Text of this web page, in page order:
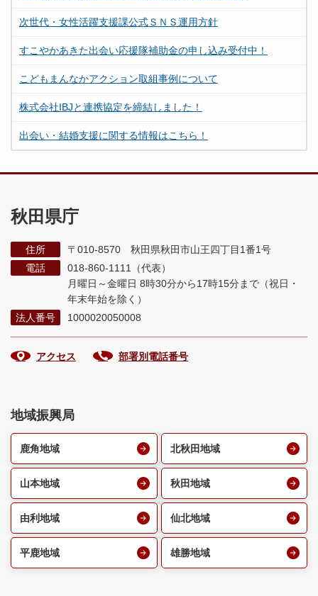
次世代・女性活躍支援課公式ＳＮＳ運用方針
すこやかあきた出会い応援隊補助金の申し込み受付中！
こどもまんなかアクション取組事例について
株式会社IBJと連携協定を締結しました！
出会い・結婚支援に関する情報はこちら！
秋田県庁
住所
〒010-8570 秋田県秋田市山王四丁目1番1号
電話
018-860-1111（代表）
月曜日～金曜日 8時30分から17時15分まで （祝日・
年末年始を除く）
法人番号
1000020050008
アクセス 部署別電話番号
地域振興局
鹿角地域 北秋田地域
山本地域 秋田地域
由利地域 仙北地域
平鹿地域 雄勝地域